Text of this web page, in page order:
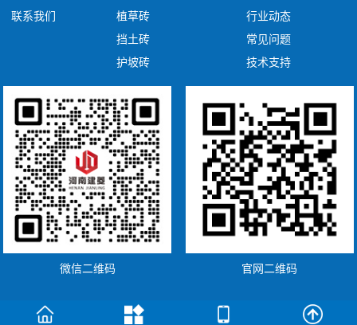
联系我们
植草砖
挡土砖
护坡砖
行业动态
常见问题
技术支持
微信二维码 官网二维码